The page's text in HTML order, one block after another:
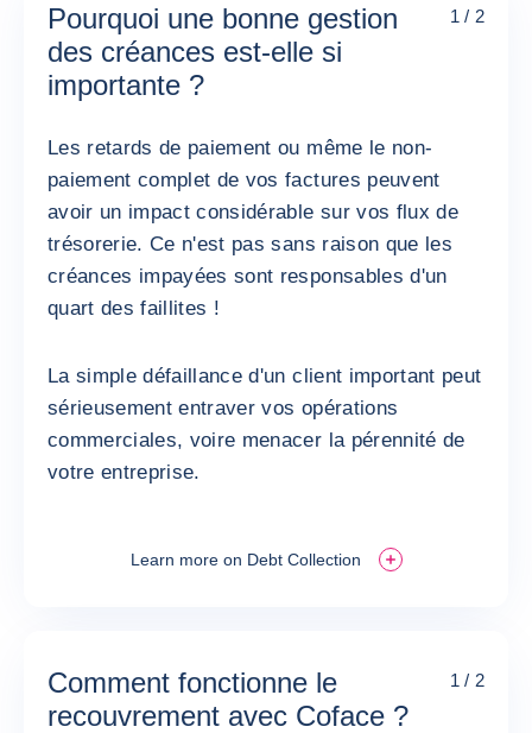
Pourquoi une bonne gestion
des créances est-elle si
importante ?
1 / 2
Les retards de paiement ou même le non-
paiement complet de vos factures peuvent
avoir un impact considérable sur vos flux de
trésorerie. Ce n'est pas sans raison que les
créances impayées sont responsables d'un
quart des faillites !
La simple défaillance d'un client important peut
sérieusement entraver vos opérations
commerciales, voire menacer la pérennité de
votre entreprise.
Learn more on Debt Collection
Comment fonctionne le
recouvrement avec Coface ?
1 / 2